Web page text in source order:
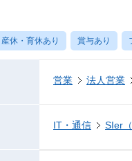
産休・育休あり 賞与あり
営業 法人営業
IT・通信 SIer